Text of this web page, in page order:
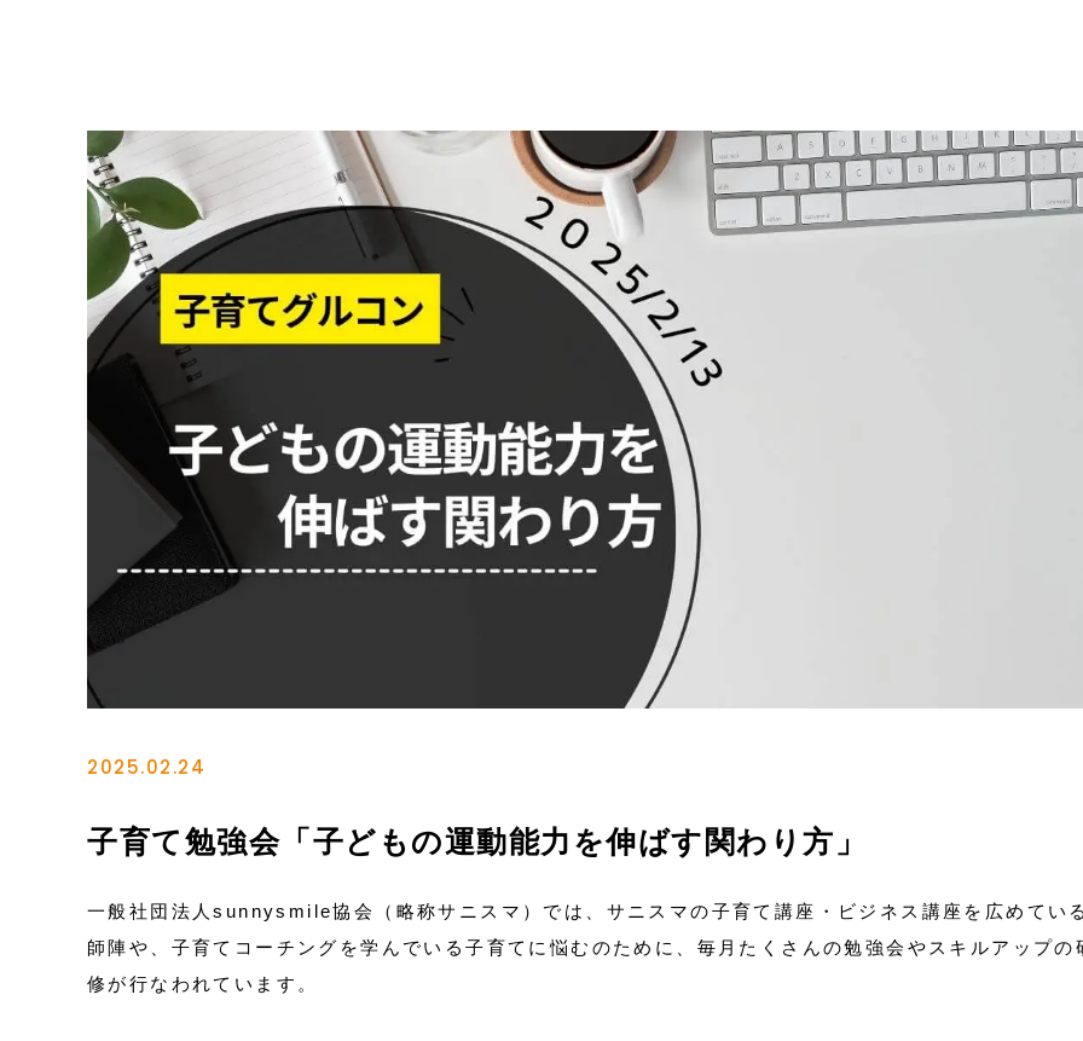
2025.02.24
子育て勉強会「子どもの運動能力を伸ばす関わり方」
一般社団法人sunnysmile協会（略称サニスマ）では、サニスマの子育て講座・ビジネス講座を広めてい
師陣や、子育てコーチングを学んでいる子育てに悩むのために、毎月たくさんの勉強会やスキルアップの
修が行なわれています。